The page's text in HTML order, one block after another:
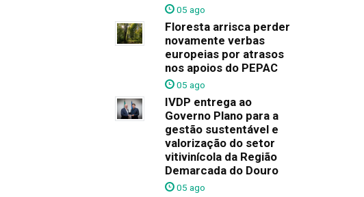
05 ago
Floresta arrisca perder
novamente verbas
europeias por atrasos
nos apoios do PEPAC
05 ago
IVDP entrega ao
Governo Plano para a
gestão sustentável e
valorização do setor
vitivinícola da Região
Demarcada do Douro
05 ago